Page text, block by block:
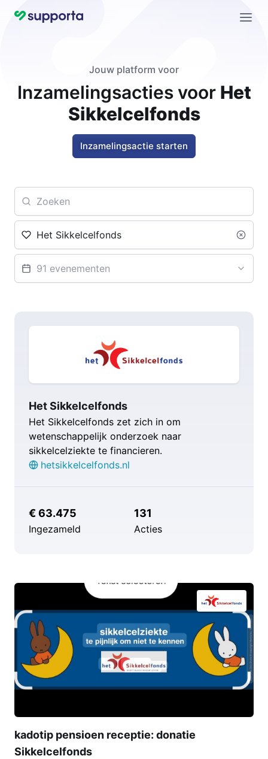
Jouw platform voor
Inzamelingsacties voor Het
Sikkelcelfonds
Inzamelingsactie starten
Het Sikkelcelfonds
Het Sikkelcelfonds zet zich in om
wetenschappelijk onderzoek naar
sikkelcelziekte te financieren.
hetsikkelcelfonds.nl
€ 63.475
Ingezameld
131
Acties
kadotip pensioen receptie: donatie
Sikkelcelfonds